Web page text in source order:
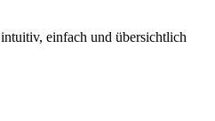
einfach und übersichtlich